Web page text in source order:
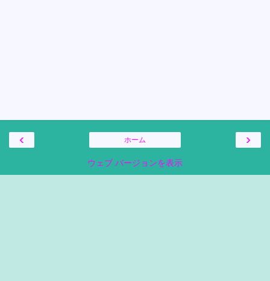
‹ ›
ホーム
ウェブ バージョンを表示